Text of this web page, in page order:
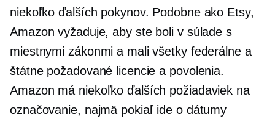
niekoľko ďalších pokynov. Podobne ako Etsy,
Amazon vyžaduje, aby ste boli v súlade s
miestnymi zákonmi a mali všetky federálne a
štátne požadované licencie a povolenia.
Amazon má niekoľko ďalších požiadaviek na
označovanie, najmä pokiaľ ide o dátumy